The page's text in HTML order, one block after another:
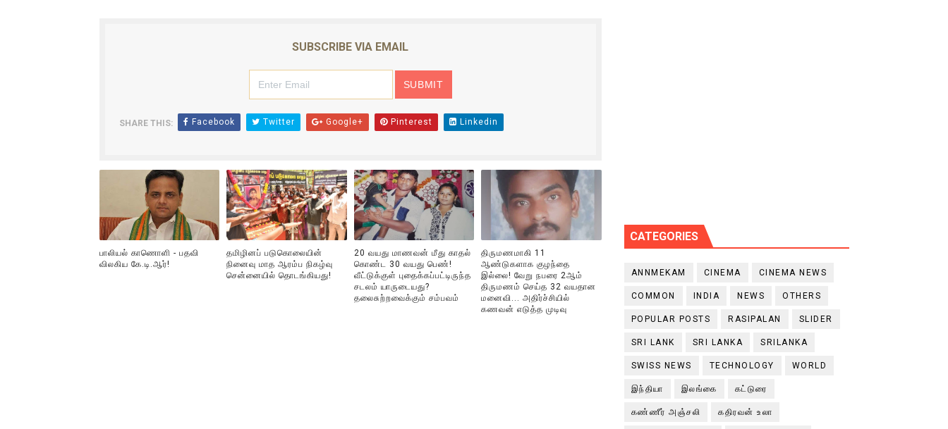
SUBSCRIBE VIA EMAIL
SHARE THIS: Facebook Twitter Google+ Pinterest Linkedin
பாலியல் காணொளி - பதவி
விலகிய கே.டி.ஆர்!
தமிழினப் படுகொலையின்
நினைவு மாத ஆரம்ப நிகழ்வு
சென்னையில் தொடங்கியது!
20 வயது மாணவன் மீது காதல்
கொண்ட 30 வயது பெண்!
வீட்டுக்குள் புதைக்கப்பட்டிருந்த
சடலம் யாருடையது?
தலைசுற்றவைக்கும் சம்பவம்
திருமணமாகி 11
ஆண்டுகளாக குழந்தை
இல்லை! வேறு நபரை 2ஆம்
திருமணம் செய்த 32 வயதான
மனைவி... அதிர்ச்சியில்
கணவன் எடுத்த முடிவு
CATEGORIES
ANNMEKAM CINEMA CINEMA NEWS
COMMON INDIA NEWS OTHERS
POPULAR POSTS RASIPALAN SLIDER
SRI LANK SRI LANKA SRILANKA
SWISS NEWS TECHNOLOGY WORLD
இந்தியா இலங்கை கட்டுரை
கண்ணீர் அஞ்சலி கதிரவன் உலா